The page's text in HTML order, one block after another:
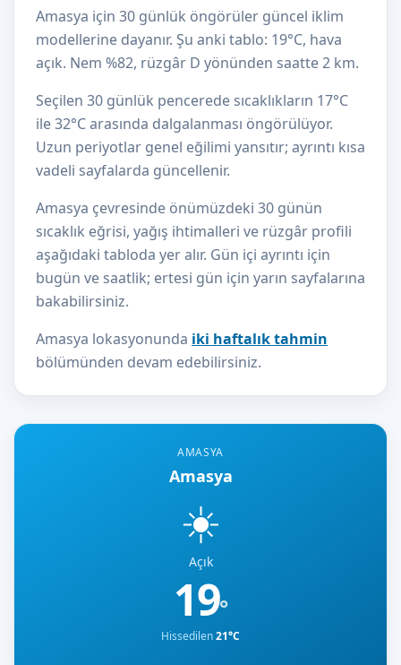
AMASYA
Amasya
☀️
Açık
19°
Hissedilen21°C
Amasya için 30 günlük öngörüler güncel iklim
modellerine dayanır. Şu anki tablo: 19°C, hava
açık. Nem %82, rüzgâr D yönünden saatte 2 km.
Seçilen 30 günlük pencerede sıcaklıkların 17°C
ile 32°C arasında dalgalanması öngörülüyor.
Uzun periyotlar genel eğilimi yansıtır; ayrıntı kısa
vadeli sayfalarda güncellenir.
Amasya çevresinde önümüzdeki 30 günün
sıcaklık eğrisi, yağış ihtimalleri ve rüzgâr profili
aşağıdaki tabloda yer alır. Gün içi ayrıntı için
bugün ve saatlik; ertesi gün için yarın sayfalarına
bakabilirsiniz.
Amasya lokasyonunda iki haftalık tahmin
bölümünden devam edebilirsiniz.